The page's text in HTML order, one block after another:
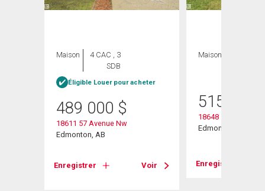
Maison
4 CAC , 3
SDB
Éligible Louer pour acheter
489 000 $
18611 57 Avenue Nw
Edmonton, AB
Enregistrer Voir
Maison
515 000
18648 57 Avenue
Edmonton, AB
Enregistrer